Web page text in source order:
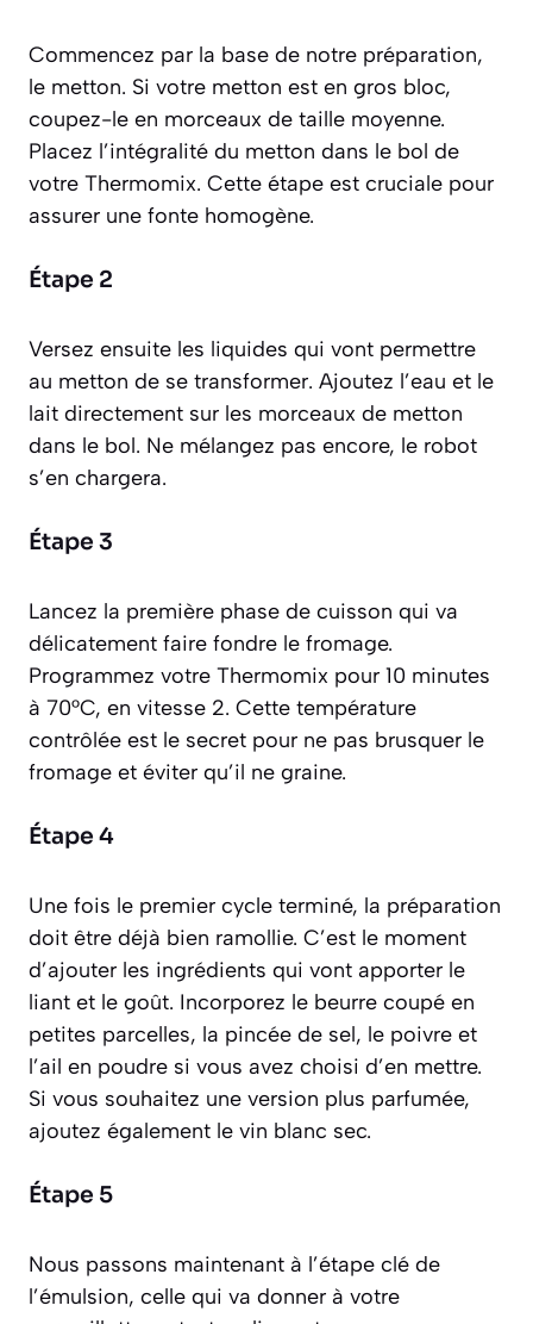
Commencez par la base de notre préparation,
le metton. Si votre metton est en gros bloc,
coupez-le en morceaux de taille moyenne.
Placez l’intégralité du metton dans le bol de
votre Thermomix. Cette étape est cruciale pour
assurer une fonte homogène.
Étape 2
Versez ensuite les liquides qui vont permettre
au metton de se transformer. Ajoutez l’eau et le
lait directement sur les morceaux de metton
dans le bol. Ne mélangez pas encore, le robot
s’en chargera.
Étape 3
Lancez la première phase de cuisson qui va
délicatement faire fondre le fromage.
Programmez votre Thermomix pour 10 minutes
à 70°C, en vitesse 2. Cette température
contrôlée est le secret pour ne pas brusquer le
fromage et éviter qu’il ne graine.
Étape 4
Une fois le premier cycle terminé, la préparation
doit être déjà bien ramollie. C’est le moment
d’ajouter les ingrédients qui vont apporter le
liant et le goût. Incorporez le beurre coupé en
petites parcelles, la pincée de sel, le poivre et
l’ail en poudre si vous avez choisi d’en mettre.
Si vous souhaitez une version plus parfumée,
ajoutez également le vin blanc sec.
Étape 5
Nous passons maintenant à l’étape clé de
l’émulsion, celle qui va donner à votre